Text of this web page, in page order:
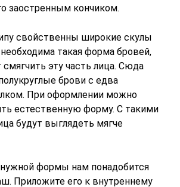
заостренным кончиком.
свойственны широкие скулы
такая форма бровей,
эту часть лица. Сюда
брови с едва
При оформлении можно
естественную форму. С такими
будут выглядеть мягче
формы нам понадобится
Приложите его к внутреннему